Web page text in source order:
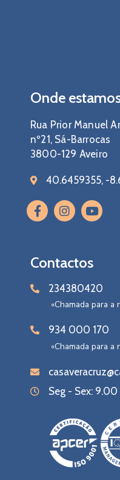
Onde
Rua Prior Manuel
nº21, Sá-Barrocas
3800-129 Aveiro
40.6459355, -
Contactos
234380420
«Chamada para
934 000 170
«Chamada para
Seg - Sex: 9.00